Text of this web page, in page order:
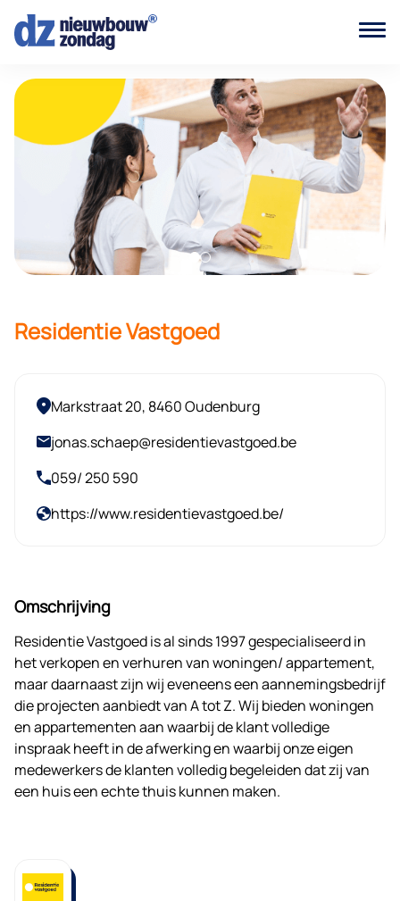
Residentie Vastgoed
Markstraat 20, 8460 Oudenburg
jonas.schaep@residentievastgoed.be
059/ 250 590
https://www.residentievastgoed.be/
Omschrijving
Residentie Vastgoed is al sinds 1997 gespecialiseerd in
het verkopen en verhuren van woningen/ appartement,
maar daarnaast zijn wij eveneens een aannemingsbedrijf
die projecten aanbiedt van A tot Z. Wij bieden woningen
en appartementen aan waarbij de klant volledige
inspraak heeft in de afwerking en waarbij onze eigen
medewerkers de klanten volledig begeleiden dat zij van
een huis een echte thuis kunnen maken.